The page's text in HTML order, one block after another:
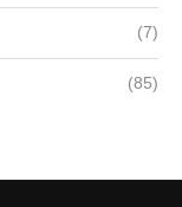
(7)
(85)